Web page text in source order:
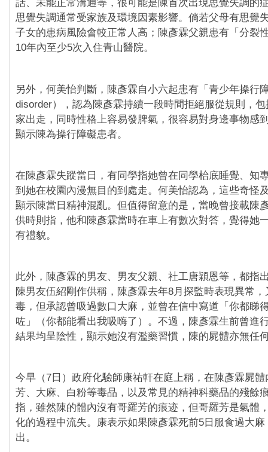
話、未能正常溝通等，很可能是陳首次出現思覺失調的
思覺失調通常受家族及環境因素影響。倘若父母有思覺
子女的患病風險會較正常人高；陳彥霖父親患有「分裂
10年內至少5次入住青山醫院。
另外，何美怡判斷，陳彥霖自小六起患有「青少年操行
disorder），認為陳彥霖持續一段時間拒絕服從規則，
家出走，同時性格上容易發脾氣，很容易對身邊事物感
顯示陳為操行障礙患者。
在陳彥霖失蹤當日，有同學指她曾在同學枱底睡覺、知
到她在校園內漫無目的到處走。何美怡認為，這些奇怪
顯示陳當日精神混亂。但值得留意的是，當晚曾接載陳
供時則指，他和陳彥霖當時在車上有數次對答，覺得她
有禮貌。
此外，陳彥霖的男友、男友父親、社工唐穎恩等，都指
陳男友伍紹剛作供稱，陳彥霖去年8月探監時表現異常
毒，但承認曾吸過數口大麻，並曾在信中寫道「你都睇
咗」（你都能看出我吸嗨了）。不過，陳彥霖生前曾進
結果均呈陰性，顯示她沒有濫藥習慣，陳的屍體亦無任
今早（7日）政府化驗師康祐軒在庭上稱，在陳彥霖屍
芳、大麻、白粉等毒品，以及常見的精神科藥品的殘餘
指，雖然陳的體內沒有哥羅芳的痕迹，但哥羅芳是氣體
化的過程中流失。康表示如果陳彥霖死前5日服食過大
出。